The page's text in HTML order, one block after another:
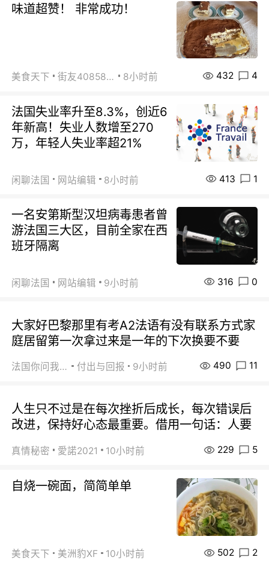
味道超赞！ 非常成功！
美食天下 街友40858442 8小时前 432 4
法国失业率升至8.3%，创近6
年新高！失业人数增至270
万，年轻人失业率超21%
闲聊法国 网站编辑 8小时前 413 1
一名安第斯型汉坦病毒患者曾
游法国三大区，目前全家在西
班牙隔离
闲聊法国 网站编辑 9小时前 316 0
大家好巴黎那里有考A2法语有没有联系方式家
庭居留第一次拿过来是一年的下次换要不要
法国你问我答 付出与回报 9小时前 490 11
人生只不过是在每次挫折后成长，每次错误后
改进，保持好心态最重要。借用一句话：人要
真情秘密 愛諾2021 10小时前 229 5
自烧一碗面，简简单单
美食天下 美洲豹XF 10小时前 502 2